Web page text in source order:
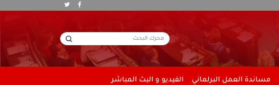
مساندة العمل البرلماني الفيديو و البث المباشر